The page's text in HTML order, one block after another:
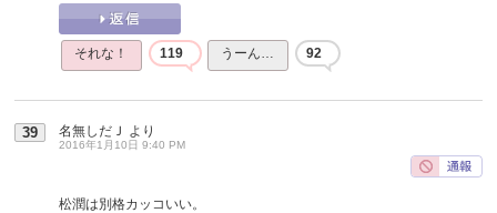
それな！ 119 うーん… 92
39 名無しだＪ より
2016年1月10日 9:40 PM
松潤は別格カッコいい。